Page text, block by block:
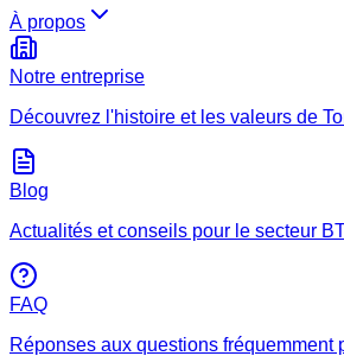
À propos
Notre entreprise
Découvrez l'histoire et les valeurs de
Blog
Actualités et conseils pour le secteur
FAQ
Réponses aux questions fréquemment